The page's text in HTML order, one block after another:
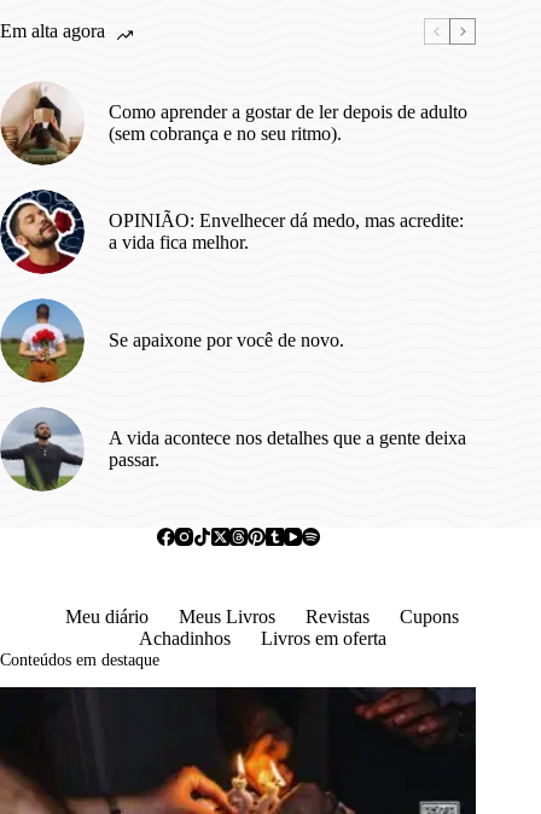
faz
Em alta agora
Como aprender a gostar de ler depois de adulto
(sem cobrança e no seu ritmo).
OPINIÃO: Envelhecer dá medo, mas acredite:
a vida fica melhor.
Se apaixone por você de novo.
A vida acontece nos detalhes que a gente deixa
passar.
Meu diário Meus Livros Revistas
Cupons
Achadinhos
Livros em oferta
Conteúdos em destaque